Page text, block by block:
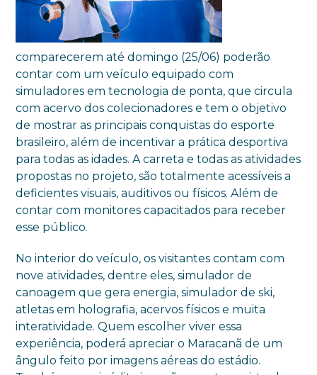
comparecerem até domingo (25/06) poderão
contar com um veículo equipado com
simuladores em tecnologia de ponta, que circula
com acervo dos colecionadores e tem o objetivo
de mostrar as principais conquistas do esporte
brasileiro, além de incentivar a prática desportiva
para todas as idades. A carreta e todas as atividades
propostas no projeto, são totalmente acessíveis a
deficientes visuais, auditivos ou físicos. Além de
contar com monitores capacitados para receber
esse público.
No interior do veículo, os visitantes contam com
nove atividades, dentre eles, simulador de
canoagem que gera energia, simulador de ski,
atletas em holografia, acervos físicos e muita
interatividade. Quem escolher viver essa
experiência, poderá apreciar o Maracanã de um
ângulo feito por imagens aéreas do estádio.